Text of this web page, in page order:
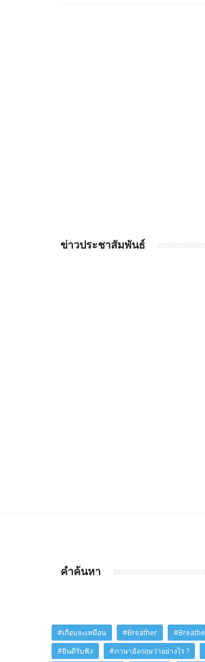
ข่าวประชาสัมพันธ์
คำค้นหา
#เกือบจะเหมือน #Breather #Breathe
#ยินดีรับฟัง
#ภาษาอังกฤษว่าอย่างไร ?